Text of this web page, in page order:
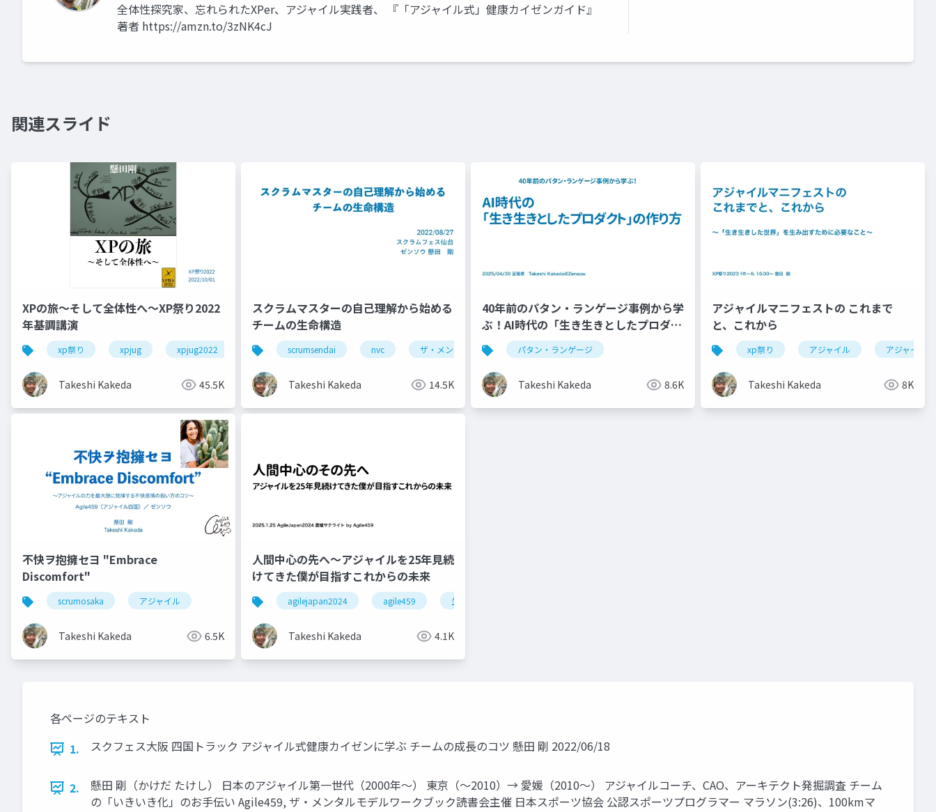
全体性探究家、忘れられたXPer、アジャイル実践者、 『「アジャイル式」健康カイゼンガイド』
著者 https://amzn.to/3zNK4cJ
関連スライド
XPの旅〜そして全体性へ〜XP祭り2022
年基調講演
xp祭り xpjug xpjug2022 extreme programming アジャイル アジャイル昔ばなし
Takeshi Kakeda 45.5K
スクラムマスターの自己理解から始める
チームの生命構造
scrumsendai nvc ザ・メンタルモデル 内的世界 自己理解 心理的安全性
Takeshi Kakeda 14.5K
40年前のパタン・ランゲージ事例から学
ぶ！AI時代の「生き生きとしたプロダク
ト」の作り方パタン・ランゲージ
Takeshi Kakeda 8.6K
アジャイルマニフェストの これまで
と、これから
xp祭り アジャイル アジャイル
Takeshi Kakeda 8K
不快ヲ抱擁セヨ "Embrace
Discomfort"
scrumosaka アジャイル
Takeshi Kakeda 6.5K
人間中心の先へ〜アジャイルを25年見続
けてきた僕が目指すこれからの未来
agilejapan2024 agile459 生命システム
Takeshi Kakeda 4.1K
各ページのテキスト
1.
スクフェス大阪 四国トラック アジャイル式健康カイゼンに学ぶ チームの成長のコツ 懸田 剛 2022/06/18
2.
懸田 剛（かけだ たけし） 日本のアジャイル第一世代（2000年〜） 東京（〜2010）→ 愛媛（2010〜） アジャイルコーチ、CAO、アーキテクト発掘調査 チーム
の「いきいき化」のお手伝い Agile459, ザ・メンタルモデルワークブック読書会主催 日本スポーツ協会 公認スポーツプログラマー マラソン(3:26)、100kmマ